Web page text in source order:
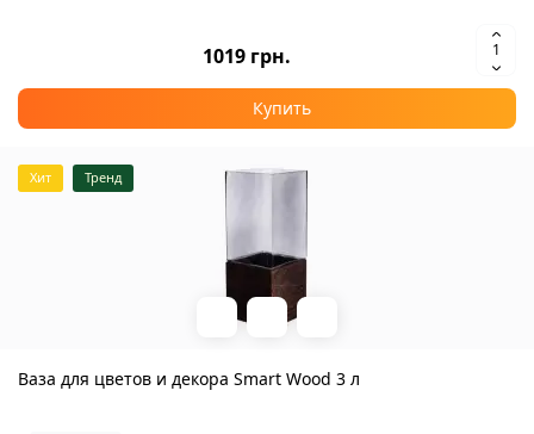
1019 грн.
Купить
Хит Тренд
Ваза для цветов и декора Smart Wood 3 л